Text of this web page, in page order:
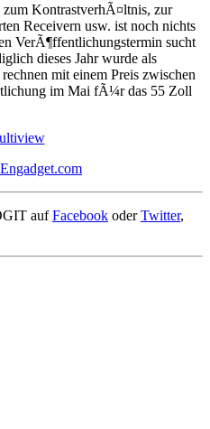
KontrastverhÃ¤ltnis, zur
Receivern usw. ist noch nichts
VerÃ¶ffentlichungstermin sucht
dieses Jahr wurde als
mit einem Preis zwischen
im Mai fÃ¼r das 55 Zoll
Engadget.com
aufFacebook oderTwitter,